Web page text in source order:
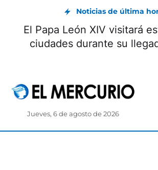
Noticias de última
El Papa León XIV visitará
ciudades durante su
Jueves, 6 de agosto de 2026